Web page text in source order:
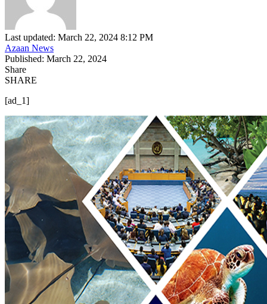
Last updated: March 22, 2024 8:12 PM
Azaan News
Published: March 22, 2024
Share
SHARE
[ad_1]